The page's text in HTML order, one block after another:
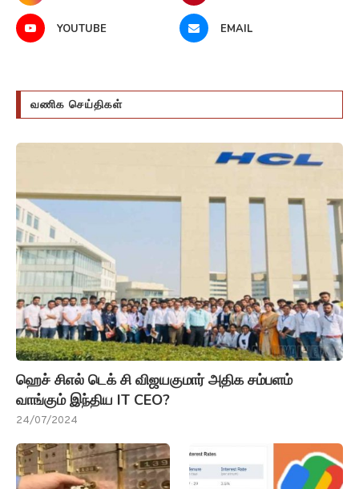
YOUTUBE EMAIL
வணிக செய்திகள்
ஹெச் சிஎல் டெக் சி விஜயகுமார் அதிக சம்பளம்
வாங்கும் இந்திய IT CEO?
24/07/2024